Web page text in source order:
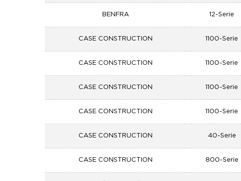
BENFRA 12-Serie
CASE CONSTRUCTION 1100-Serie
CASE CONSTRUCTION 1100-Serie
CASE CONSTRUCTION 1100-Serie
CASE CONSTRUCTION 1100-Serie
CASE CONSTRUCTION 40-Serie
CASE CONSTRUCTION 800-Serie